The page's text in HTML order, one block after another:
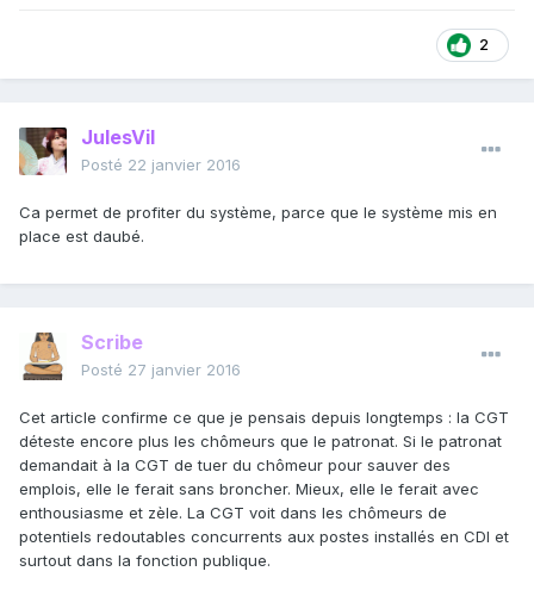
2
JulesVil
Posté 22 janvier 2016
Ca permet de profiter du système, parce que le système mis en
place est daubé.
Scribe
Posté 27 janvier 2016
Cet article confirme ce que je pensais depuis longtemps : la CGT
déteste encore plus les chômeurs que le patronat. Si le patronat
demandait à la CGT de tuer du chômeur pour sauver des
emplois, elle le ferait sans broncher. Mieux, elle le ferait avec
enthousiasme et zèle. La CGT voit dans les chômeurs de
potentiels redoutables concurrents aux postes installés en CDI et
surtout dans la fonction publique.